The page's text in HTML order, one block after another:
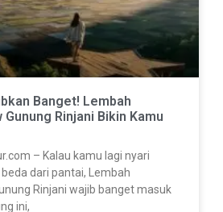
Banget! Lembah
Rinjani Bikin Kamu
– Kalau kamu lagi nyari
dari pantai, Lembah
Rinjani wajib banget masuk
ini,